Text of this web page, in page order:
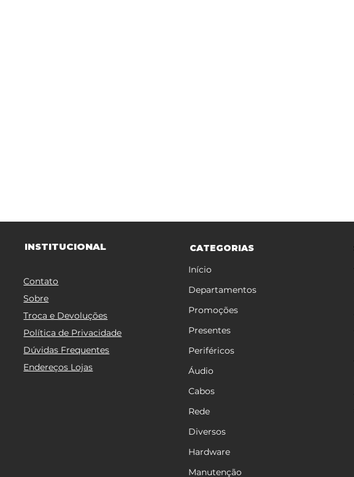
INSTITUCIONAL
Contato
Sobre
Troca e Devoluções
Política de Privacidade
Dúvidas Frequentes
Endereços Lojas
CATEGORIAS
Início
Departamentos
Promoções
Presentes
Periféricos
Áudio
Cabos
Rede
Diversos
Hardware
Manutenção